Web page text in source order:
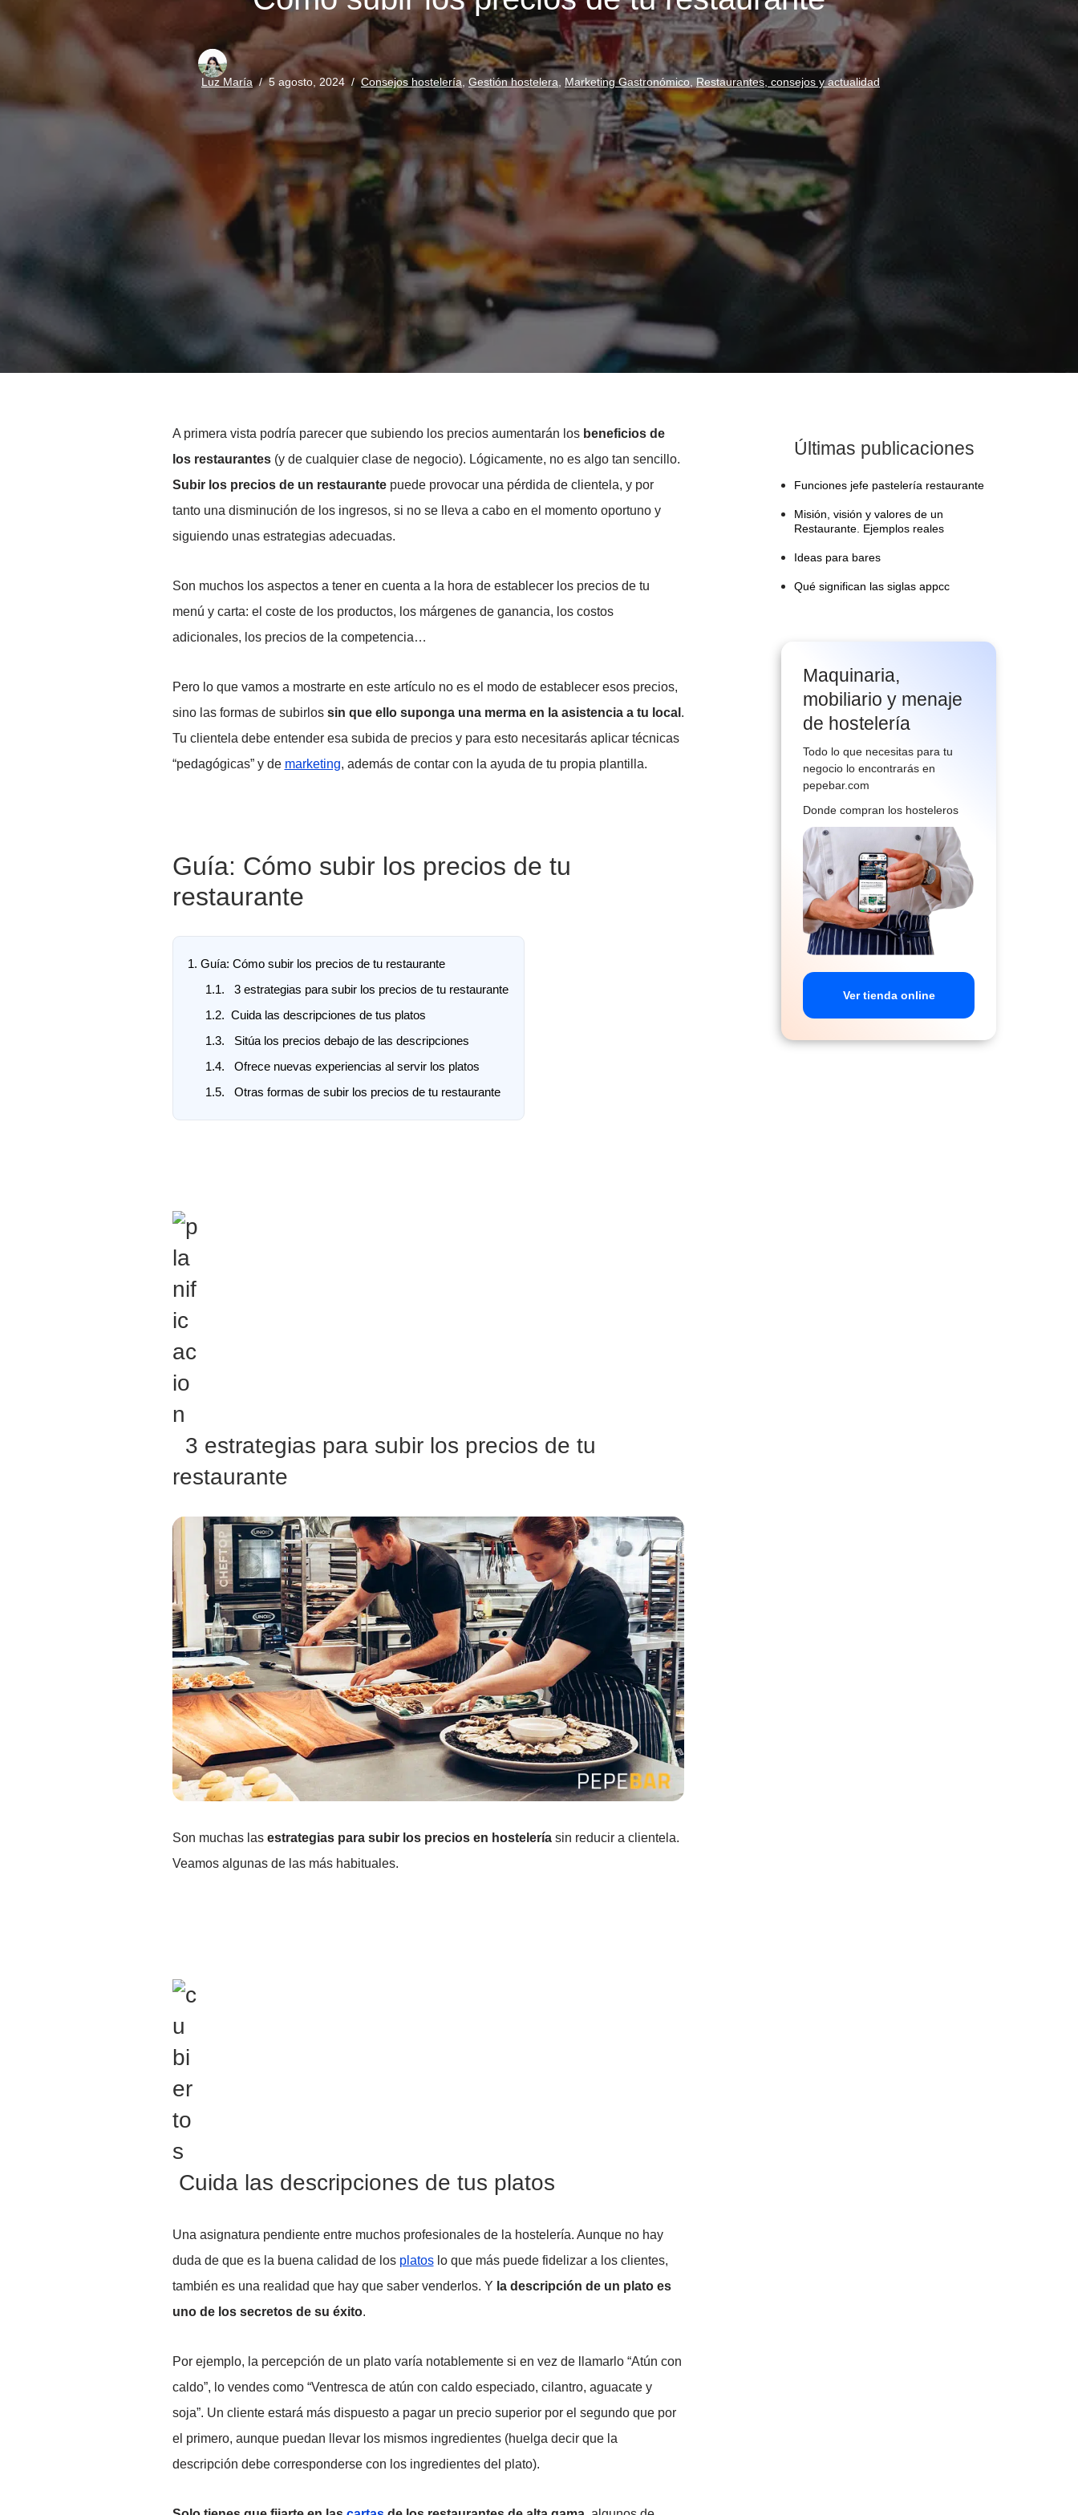
Luz María 5 agosto, 2024 Consejos hostelería ,Gestión hostelera Marketing Gastronómico, Restaurantes, consejos y actualidad
A primera vista podría parecer que subiendo los precios aumentarán los beneficios de
los restaurantes(y de cualquier clase de negocio). Lógicamente, no es algo tan sencillo.
Subir los precios de un restaurante puede provocar una pérdida de clientela, y por
tanto una disminución de los ingresos, si no se lleva a cabo en el momento oportuno y
siguiendo unas estrategias adecuadas.
Son muchos los aspectos a tener en cuenta a la hora de establecer los precios de tu
menú y carta: el coste de los productos, los márgenes de ganancia, los costos
adicionales, los precios de la competencia…
Pero lo que vamos a mostrarte en este artículo no es el modo de establecer esos precios,
sino las formas de subirlos sin que ello suponga una merma en la asistencia a tu local .
Tu clientela debe entender esa subida de precios y para esto necesitarás aplicar técnicas
“pedagógicas” y de marketing, además de contar con la ayuda de tu propia plantilla.
Guía: Cómo subir los precios de tu
restaurante
1. Guía: Cómo subir los precios de tu restaurante
1.1. 3 estrategias para subir los precios de tu restaurante
1.2. Cuida las descripciones de tus platos
1.3. Sitúa los precios debajo de las descripciones
1.4. Ofrece nuevas experiencias al servir los platos
1.5. Otras formas de subir los precios de tu restaurante
3 estrategias para subir los precios de tu
restaurante
Son muchas las estrategias para subir los precios en hostelería sin reducir a clientela.
Veamos algunas de las más habituales.
Cuida las descripciones de tus platos
Una asignatura pendiente entre muchos profesionales de la hostelería. Aunque no hay
duda de que es la buena calidad de los platoslo que más puede fidelizar a los clientes,
también es una realidad que hay que saber venderlos. Y la descripción de un plato es
uno de los secretos de su éxito.
Por ejemplo, la percepción de un plato varía notablemente si en vez de llamarlo “Atún con
caldo”, lo vendes como “Ventresca de atún con caldo especiado, cilantro, aguacate y
soja”. Un cliente estará más dispuesto a pagar un precio superior por el segundo que por
el primero, aunque puedan llevar los mismos ingredientes (huelga decir que la
descripción debe corresponderse con los ingredientes del plato).
Últimas publicaciones
Funciones jefe pastelería restaurante
Misión, visión y valores de un
Restaurante. Ejemplos reales
Ideas para bares
Qué significan las siglas appcc
Maquinaria,
mobiliario y menaje
de hostelería
Todo lo que necesitas para tu
negocio lo encontrarás en
pepebar.com
Donde compran los hosteleros
Ver tienda online